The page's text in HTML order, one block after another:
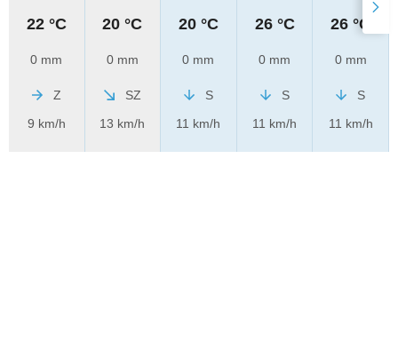
22 °C
0 mm
Z
9 km/h
20 °C
0 mm
SZ
13 km/h
20 °C
0 mm
S
11 km/h
26 °C
0 mm
S
11 km/h
26 °C
0 mm
S
11 km/h